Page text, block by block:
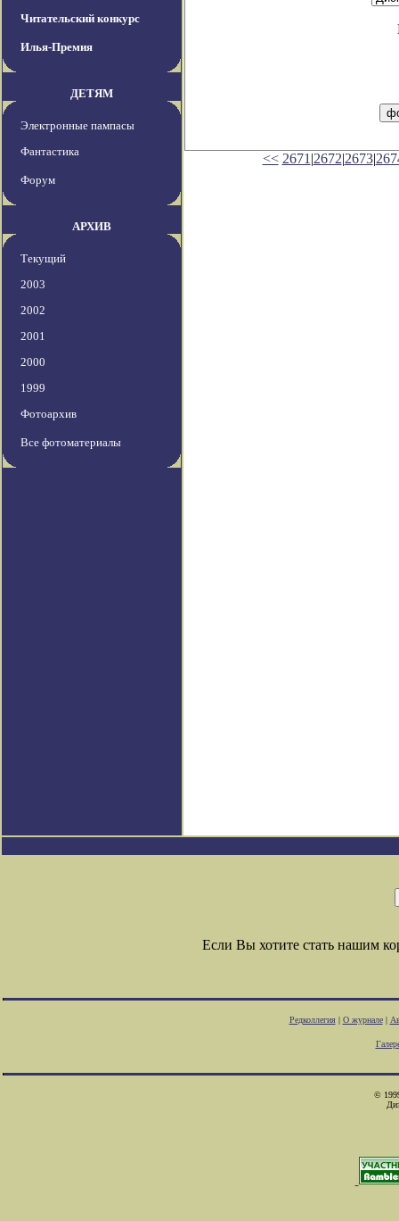
Читательский конкурс
Илья-Премия
ДЕТЯМ
Электронные пампасы
Фантастика
Форум
АРХИВ
Текущий
2003
2002
2001
2000
1999
Фотоархив
Все фотоматериалы
<< 2671 |2672|2673|
Если Вы хотите стать нашим
Редколлегия| О журнале|
©